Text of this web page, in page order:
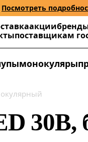
Посмотреть
акции
поставщикам
монокуляры
30B,